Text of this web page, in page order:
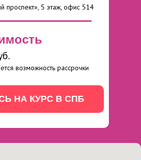
проспект», 5 этаж, офис 514
возможность рассрочки
НА КУРС В СПБ